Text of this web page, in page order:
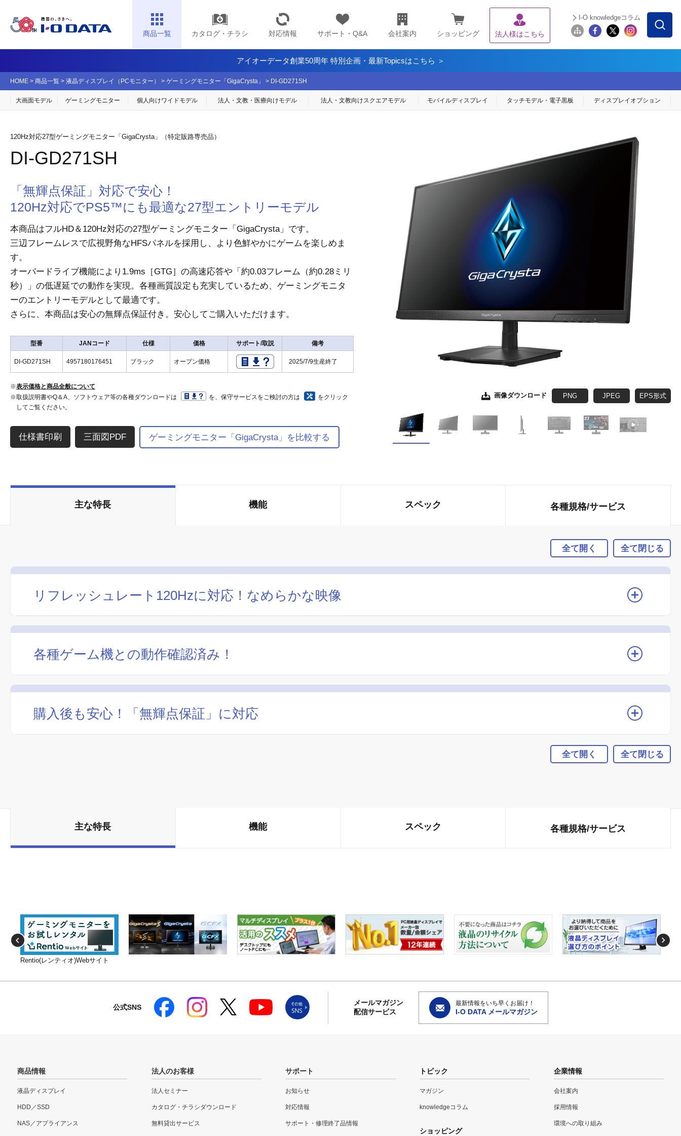
商品一覧 カタログ・チラシ 対応情報 サポート・Q&A 会社案内 ショッピング 法人様はこちら
I-O knowledgeコラム
アイオーデータ創業50周年 特別企画・最新Topicsはこちら ＞
HOME > 商品一覧 > 液晶ディスプレイ（PCモニター） > ゲーミングモニター「GigaCrysta」 > DI-GD271SH
大画面モデル ゲーミングモニター 個人向けワイドモデル 法人・文教・医療向けモデル 法人・文教向けスクエアモデル モバイルディスプレイ タッチモデル・ 電子黒板 ディスプレイ オプション
120Hz対応27型ゲーミングモニター「GigaCrysta」（特定販路専売品）
DI-GD271SH
画像ダウンロード PNG JPEG EPS形式
画像ダウンロード JPEG EPS形式
画像ダウンロード JPEG EPS形式
画像ダウンロード JPEG EPS形式
画像ダウンロード JPEG EPS形式
画像ダウンロード JPEG EPS形式
「無輝点保証」対応で安心！
120Hz対応でPS5™にも最適な27型エントリーモデル
本商品はフルHD＆120Hz対応の27型ゲーミングモニター「GigaCrysta」です。
三辺フレームレスで広視野角なHFSパネルを採用し、より色鮮やかにゲームを楽しめま
す。
オーバードライブ機能により1.9ms［GTG］の高速応答や「約0.03フレーム（約0.28ミリ
秒）」の低遅延での動作を実現。各種画質設定も充実しているため、ゲーミングモニタ
ーのエントリーモデルとして最適です。
さらに、本商品は安心の無輝点保証付き。安心してご購入いただけます。
型番 JANコード 仕様 価格 サポート/取説 備考
DI-GD271SH 4957180176451 ブラック オープン価格 2025/7/9生産終了
※表示価格と商品全般について
※取扱説明書やQ＆A、ソフトウェア等の各種ダウンロードは
を、保守サービスをご検討の方は
をクリック
してご覧ください。
三面図PDF ゲーミングモニター「GigaCrysta」を比較する
主な特長 機能 スペック 各種規格/サービス
全て開く 全て閉じる
リフレッシュレート120Hzに対応！なめらかな映像
各種ゲーム機との動作確認済み！
購入後も安心！「無輝点保証」に対応
全て開く 全て閉じる
主な特長 機能 スペック 各種規格/サービス
Rentio(レンティオ)Webサイト
公式SNS
メールマガジン
配信サービス
最新情報をいち早くお届け！
I-O DATA メールマガジン
商品情報
液晶ディスプレイ
HDD／SSD
NAS／アプライアンス
法人のお客様
法人セミナー
カタログ・チラシダウンロード
無料貸出サービス
サポート
お知らせ
対応情報
サポート・修理終了品情報
トピック
マガジン
knowledgeコラム
ショッピング
企業情報
会社案内
採用情報
環境への取り組み